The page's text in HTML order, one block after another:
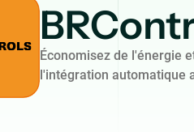
Économisez de l'énergie
l'intégration automatique